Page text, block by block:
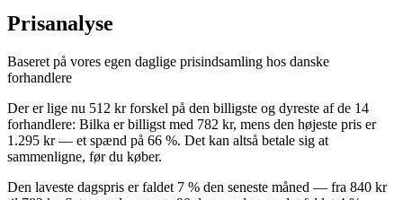
Prisanalyse
Baseret på vores egen daglige prisindsamling hos danske
forhandlere
Der er lige nu 512 kr forskel på den billigste og dyreste af de 14
forhandlere: Bilka er billigst med 782 kr, mens den højeste pris er
1.295 kr — et spænd på 66 %. Det kan altså betale sig at
sammenligne, før du køber.
Den laveste dagspris er faldet 7 % den seneste måned — fra 840 kr